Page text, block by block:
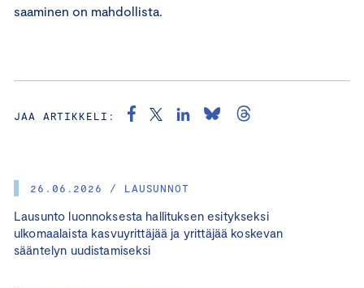
26.06.2026 / LAUSUNNOT
Lausunto luonnoksesta hallituksen esitykseksi
ulkomaalaista kasvuyrittäjää ja yrittäjää koskevan
sääntelyn uudistamiseksi
saaminen on mahdollista.
JAA ARTIKKELI: